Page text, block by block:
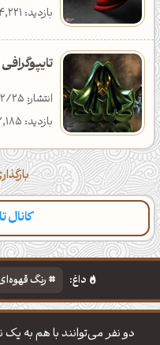
بازدید: 4,221
انتشار: 1403/02/25
بازدید: 2,185
کانال
داغ: رنگ
دانلود والپیپر
دو نفر می‌توانند با هم به یک